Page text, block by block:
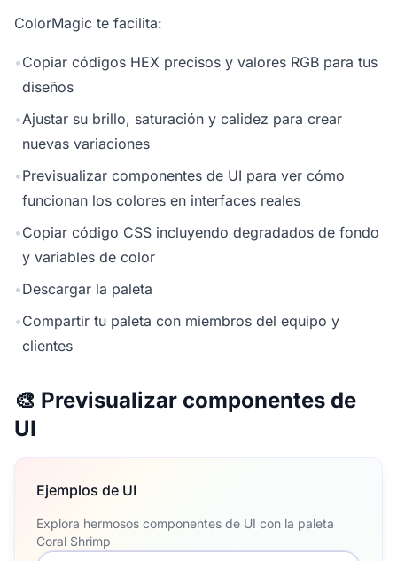
ColorMagic te facilita:
•Copiar códigos HEX precisos y valores RGB para tus
diseños
•Ajustar su brillo, saturación y calidez para crear
nuevas variaciones
•Previsualizar componentes de UI para ver cómo
funcionan los colores en interfaces reales
•Copiar código CSS incluyendo degradados de fondo
y variables de color
•Descargar la paleta
•Compartir tu paleta con miembros del equipo y
clientes
🎨 Previsualizar componentes de
UI
Ejemplos de UI
Explora hermosos componentes de UI con la paleta
Coral Shrimp